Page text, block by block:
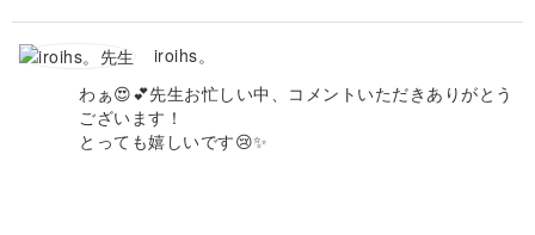
iroihs。
わぁ😍💕先生お忙しい中、コメントいただきありがとう
ございます！
とっても嬉しいです😢✨